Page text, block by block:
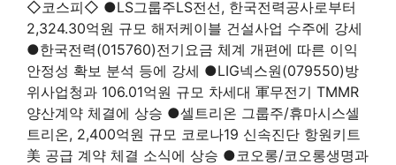
◇코스피◇ ●LS그룹주LS전선, 한국전력공사로부터
2,324.30억원 규모 해저케이블 건설사업 수주에 강세
●한국전력(015760)전기요금 체계 개편에 따른 이익
안정성 확보 분석 등에 강세 ●LIG넥스원(079550)방
위사업청과 106.01억원 규모 차세대 軍무전기 TMMR
양산계약 체결에 상승 ●셀트리온 그룹주/휴마시스셀
트리온, 2,400억원 규모 코로나19 신속진단 항원키트
美 공급 계약 체결 소식에 상승 ●코오롱/코오롱생명과